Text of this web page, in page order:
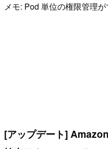
メモ: Pod 単位の権限管理が
[アップデート]